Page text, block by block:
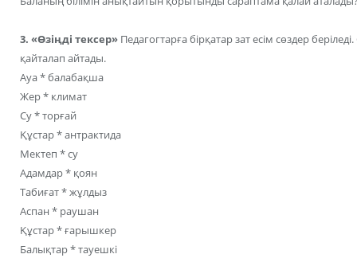
3. «Өзіңді тексер» Педагогтарға бірқатар зат есім сөздер
қайталап айтады.
Ауа * балабақша
Жер * климат
Су * торғай
Құстар * антрактида
Мектеп * су
Адамдар * қоян
Табиғат * жұлдыз
Аспан * раушан
Құстар * ғарышкер
Балықтар * тауешкі